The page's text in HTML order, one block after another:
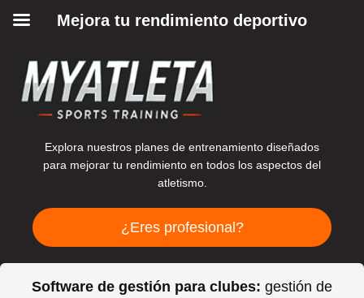
Explora nuestros planes de entrenamiento diseñados
para mejorar tu rendimiento en todos los aspectos del
atletismo.
¿Eres profesional?
Software de gestión para clubes: gestión de
Mejora tu rendimiento deportivo